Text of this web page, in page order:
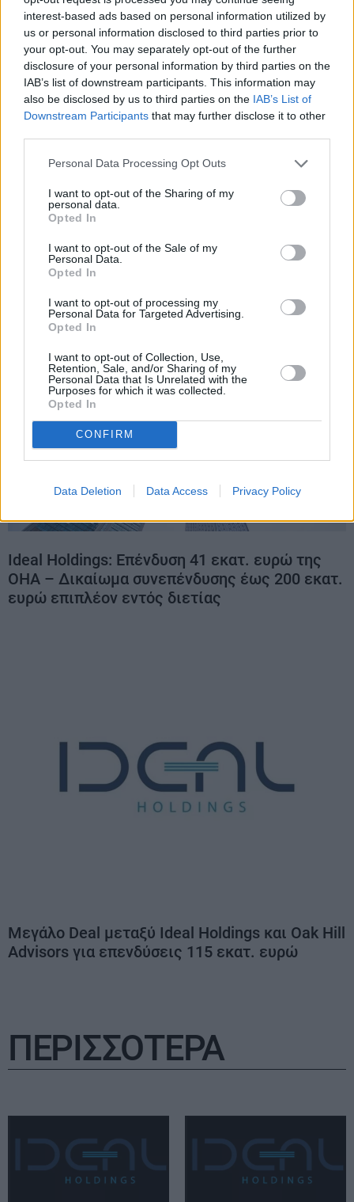
interest-based ads based on personal information utilized by
us or personal information disclosed to third parties prior to
your opt-out. You may separately opt-out of the further
disclosure of your personal information by third parties on the
IAB’s list of downstream participants. This information may
also be disclosed by us to third parties on the IAB’s List of
Downstream Participants that may further disclose it to other
Personal Data Processing Opt Outs
I want to opt-out of the Sharing of my
personal data.
Opted In
I want to opt-out of the Sale of my
Personal Data.
Opted In
I want to opt-out of processing my
Personal Data for Targeted Advertising.
Opted In
I want to opt-out of Collection, Use,
Retention, Sale, and/or Sharing of my
Personal Data that Is Unrelated with the
Purposes for which it was collected.
Opted In
CONFIRM
Data Deletion Data Access Privacy Policy
IDEAL Holdings: Παρουσίαση της στρατηγικής
ανάπτυξης έως το 2028 – Στόχος η
απελευθέρωση της δύναμης των επενδύσεων
Ideal Holdings: Επένδυση 41 εκατ. ευρώ της
ΟΗΑ – Δικαίωμα συνεπένδυσης έως 200 εκατ.
ευρώ επιπλέον εντός διετίας
Μεγάλο Deal μεταξύ Ideal Holdings και Oak Hill
Advisors για επενδύσεις 115 εκατ. ευρώ
ΠΕΡΙΣΣΟΤΕΡΑ